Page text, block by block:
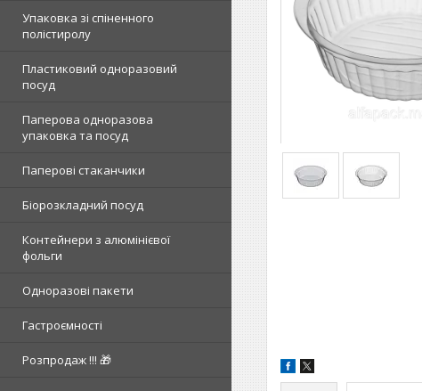
Упаковка зі спіненного
полістиролу
Пластиковий одноразовий
посуд
Паперова одноразова
упаковка та посуд
Паперові стаканчики
Біорозкладний посуд
Контейнери з алюмінієвої
фольги
Одноразові пакети
Гастроємності
Розпродаж !!! 🎁